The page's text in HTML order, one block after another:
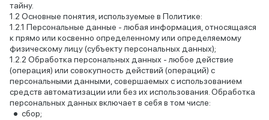
тайну.
Основные понятия, используемые в Политике:
Персональные данные - любая информация, относящаяся
к прямо или косвенно определенному или определяемому
физическому лицу (субъекту персональных данных);
Обработка персональных данных - любое действие
(операция) или совокупность действий (операций) с
персональными данными, совершаемых с использованием
средств автоматизации или без их использования. Обработка
персональных данных включает в себя в том числе:
сбор;